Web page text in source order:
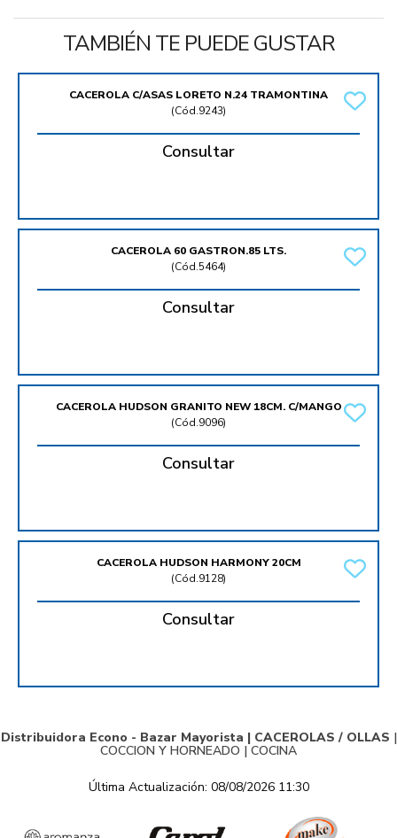
TAMBIÉN TE PUEDE GUSTAR
CACEROLA C/ASAS LORETO N.24 TRAMONTINA
(Cód.9243)
Consultar
CACEROLA 60 GASTRON.85 LTS.
(Cód.5464)
Consultar
CACEROLA HUDSON GRANITO NEW 18CM. C/MANGO
(Cód.9096)
Consultar
CACEROLA HUDSON HARMONY 20CM
(Cód.9128)
Consultar
Distribuidora Econo - Bazar Mayorista | CACEROLAS / OLLAS |
COCCION Y HORNEADO | COCINA
Última Actualización: 08/08/2026 11:30